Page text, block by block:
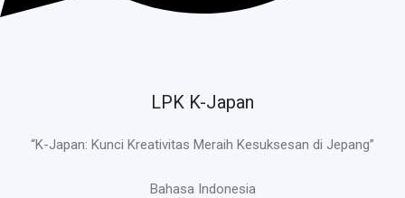
LPK K-Japan
“K-Japan: Kunci Kreativitas Meraih Kesuksesan di Jepang”
Bahasa Indonesia